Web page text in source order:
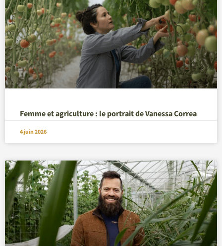
Femme et agriculture : le portrait de Vanessa Correa
4 juin 2026